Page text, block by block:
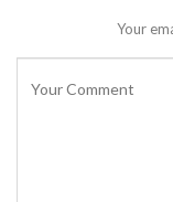
Your